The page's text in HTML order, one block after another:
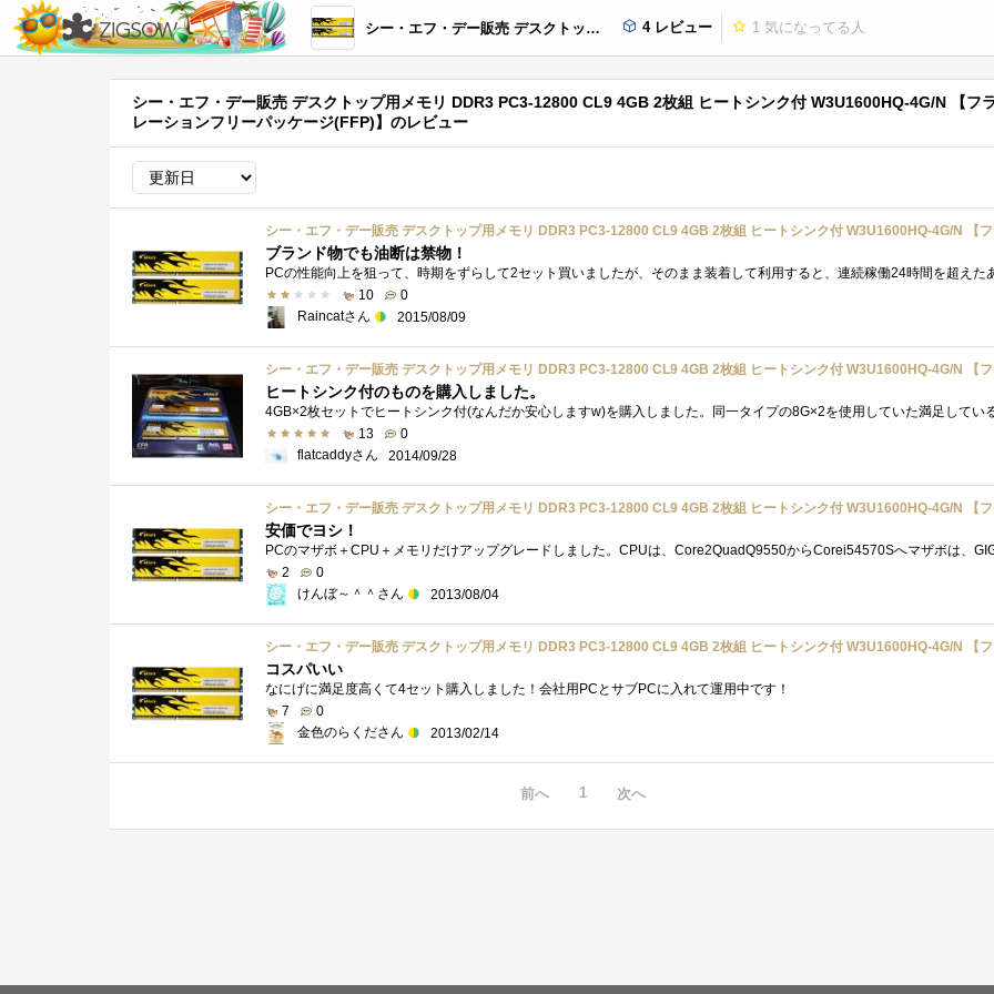
シー・エフ・デー販売 デスクトップ用メモリ DDR3 PC3-12800 CL9 4GB 2枚組 ヒートシンク付 W3U1600HQ-4G/N 【フラストレーションフリーパッケージ(FFP)】 4 レビュー 1 気になってる人
シー・エフ・デー販売 デスクトップ用メモリ DDR3 PC3-12800 CL9 4GB 2枚組 ヒートシンク付 W3U1600HQ-4G/N 【フ
レーションフリーパッケージ(FFP)】のレビュー
ブランド物でも油断は禁物！
10
0
Raincatさん
2015/08/09
ヒートシンク付のものを購入しました。
13
0
flatcaddyさん
2014/09/28
安価でヨシ！
2
0
けんぼ～＾＾さん
2013/08/04
コスパいい
なにげに満足度高くて4セット購入しました！会社用PCとサブPCに入れて運用中です！
7
0
金色のらくださん
2013/02/14
前へ 1 次へ